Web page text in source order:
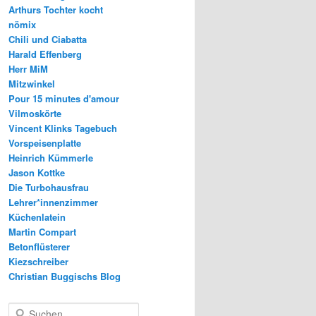
Arthurs Tochter kocht
nömix
Chili und Ciabatta
Harald Effenberg
Herr MiM
Mitzwinkel
Pour 15 minutes d'amour
Vilmoskörte
Vincent Klinks Tagebuch
Vorspeisenplatte
Heinrich Kümmerle
Jason Kottke
Die Turbohausfrau
Lehrer*innenzimmer
Küchenlatein
Martin Compart
Betonflüsterer
Kiezschreiber
Christian Buggischs Blog